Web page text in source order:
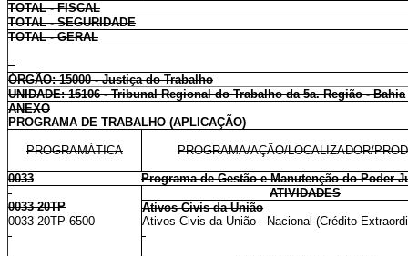
TOTAL - FISCAL
TOTAL - SEGURIDADE
TOTAL - GERAL
ÓRGÃO: 15000 - Justiça do Trabalho
UNIDADE: 15106 - Tribunal Regional do Trabalho da 5a. Região - Bahia
ANEXO
PROGRAMA DE TRABALHO (APLICAÇÃO)
PROGRAMÁTICA PROGRAMA/AÇÃO/LOCALIZADOR/
0033
Programa de Gestão e Manutenção do Poder
ATIVIDADES
0033 20TP
Ativos Civis da União
0033 20TP 6500
Ativos Civis da União - Nacional (Crédito